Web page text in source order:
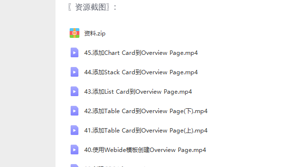
〖资源截图〗 :